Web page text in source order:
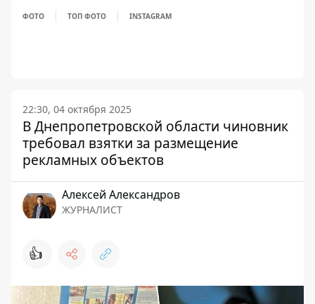
ФОТО ТОП ФОТО INSTAGRAM
22:30, 04 октября 2025
В Днепропетровской области чиновник
требовал взятки за размещение
рекламных объектов
Алексей Александров
ЖУРНАЛИСТ
👍